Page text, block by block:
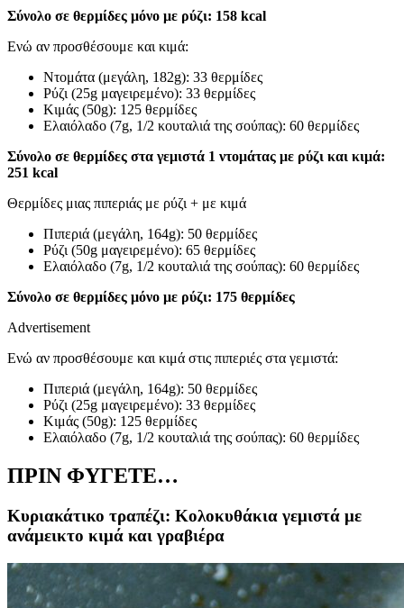
Σύνολο σε θερμίδες μόνο με ρύζι: 158 kcal
Ενώ αν προσθέσουμε και κιμά:
Ντομάτα (μεγάλη, 182g): 33 θερμίδες
Ρύζι (25g μαγειρεμένο): 33 θερμίδες
Κιμάς (50g): 125 θερμίδες
Ελαιόλαδο (7g, 1/2 κουταλιά της σούπας): 60 θερμίδες
Σύνολο σε θερμίδες στα γεμιστά 1 ντομάτας με ρύζι και κιμά:
251 kcal
Θερμίδες μιας πιπεριάς με ρύζι + με κιμά
Πιπεριά (μεγάλη, 164g): 50 θερμίδες
Ρύζι (50g μαγειρεμένο): 65 θερμίδες
Ελαιόλαδο (7g, 1/2 κουταλιά της σούπας): 60 θερμίδες
Σύνολο σε θερμίδες μόνο με ρύζι: 175 θερμίδες
Advertisement
Ενώ αν προσθέσουμε και κιμά στις πιπεριές στα γεμιστά:
Πιπεριά (μεγάλη, 164g): 50 θερμίδες
Ρύζι (25g μαγειρεμένο): 33 θερμίδες
Κιμάς (50g): 125 θερμίδες
Ελαιόλαδο (7g, 1/2 κουταλιά της σούπας): 60 θερμίδες
ΠΡΙΝ ΦΥΓΕΤΕ…
Κυριακάτικο τραπέζι: Κολοκυθάκια γεμιστά με
ανάμεικτο κιμά και γραβιέρα